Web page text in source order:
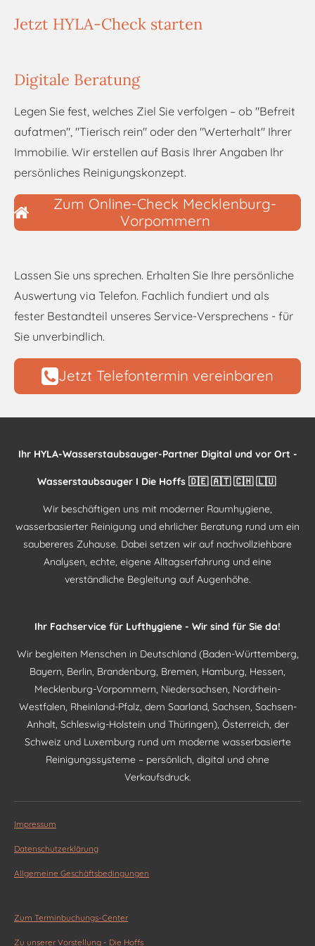
Jetzt HYLA-Check starten
Digitale Beratung
Legen Sie fest, welches Ziel Sie verfolgen – ob "Befreit
aufatmen", "Tierisch rein" oder den "Werterhalt" Ihrer
Immobilie. Wir erstellen auf Basis Ihrer Angaben Ihr
persönliches Reinigungskonzept.
Zum Online-Check Mecklenburg-
Vorpommern
Lassen Sie uns sprechen. Erhalten Sie Ihre persönliche
Auswertung via Telefon. Fachlich fundiert und als
fester Bestandteil unseres Service-Versprechens - für
Sie unverbindlich.
Jetzt Telefontermin vereinbaren
Ihr HYLA-Wasserstaubsauger-Partner Digital und vor Ort -
Wasserstaubsauger I Die Hoffs 🇩🇪 🇦🇹 🇨🇭 🇱🇺
Wir beschäftigen uns mit moderner Raumhygiene,
wasserbasierter Reinigung und ehrlicher Beratung rund um ein
saubereres Zuhause. Dabei setzen wir auf nachvollziehbare
Analysen, echte, eigene Alltagserfahrung und eine
verständliche Begleitung auf Augenhöhe.
Ihr Fachservice für Lufthygiene - Wir sind für Sie da!
Wir begleiten Menschen in Deutschland (Baden-Württemberg,
Bayern, Berlin, Brandenburg, Bremen, Hamburg, Hessen,
Mecklenburg-Vorpommern, Niedersachsen, Nordrhein-
Westfalen, Rheinland-Pfalz, dem Saarland, Sachsen, Sachsen-
Anhalt, Schleswig-Holstein und Thüringen), Österreich, der
Schweiz und Luxemburg rund um moderne wasserbasierte
Reinigungssysteme – persönlich, digital und ohne
Verkaufsdruck.
Impressum
Datenschutzerklärung
Allgemeine Geschäftsbedingungen
Zum Terminbuchungs-Center
Zu unserer Vorstellung - Die Hoffs